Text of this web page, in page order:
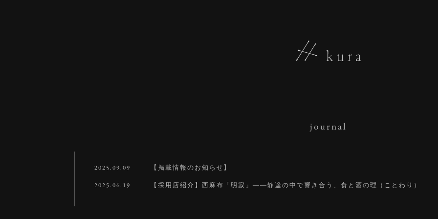
journal
2025.09.09 【掲載情報のお知らせ】
2025.06.19 【採用店紹介】西麻布「明寂」——静謐の中で響き合う、食と酒の理（ことわり）